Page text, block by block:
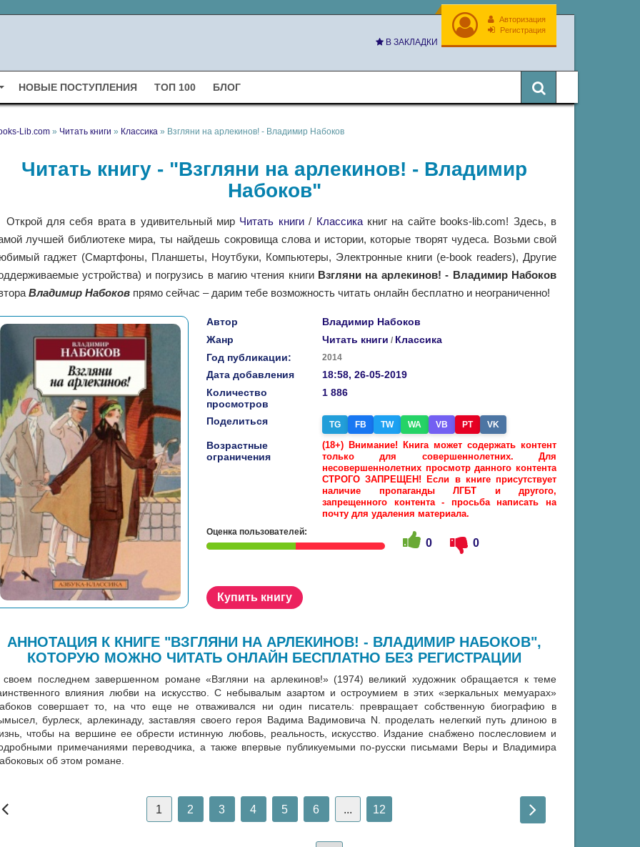
Авторизация
Регистрация
В ЗАКЛАДКИ
НОВЫЕ ПОСТУПЛЕНИЯ ТОП 100 БЛОГ
Lib.com » Читать книги » Классика » Взгляни на арлекинов! - Владимир Набоков
Читать книгу - "Взгляни на арлекинов! - Владимир
Набоков"
Открой для себя врата в удивительный мир Читать книги/ Классикакниг на сайте books-lib.com! Здесь, в
лучшей библиотеке мира, ты найдешь сокровища слова и истории, которые творят чудеса. Возьми свой
гаджет (Смартфоны, Планшеты, Ноутбуки, Компьютеры, Электронные книги (e-book readers), Другие
устройства) и погрузись в магию чтения книги Взгляни на арлекинов! - Владимир Набоков
Владимир Набоков прямо сейчас – дарим тебе возможность читать онлайн бесплатно и неограниченно!
Автор
Владимир Набоков
Жанр
Читать книги / Классика
Год публикации:
2014
Дата добавления
18:58, 26-05-2019
Количество
просмотров
1 886
Поделиться TG FB TW WA VB PT VK
Возрастные
ограничения
(18+) Внимание! Книга может содержать контент
только для совершеннолетних. Для
несовершеннолетних просмотр данного контента
СТРОГО ЗАПРЕЩЕН! Если в книге присутствует
наличие пропаганды ЛГБТ и другого,
запрещенного контента - просьба написать на
почту для удаления материала.
Оценка пользователей:
0 0
Купить книгу
АННОТАЦИЯ К КНИГЕ "ВЗГЛЯНИ НА АРЛЕКИНОВ! - ВЛАДИМИР НАБОКОВ",
КОТОРУЮ МОЖНО ЧИТАТЬ ОНЛАЙН БЕСПЛАТНО БЕЗ РЕГИСТРАЦИИ
своем последнем завершенном романе «Взгляни на арлекинов!» (1974) великий художник обращается к теме
влияния любви на искусство. С небывалым азартом и остроумием в этих «зеркальных мемуарах»
совершает то, на что еще не отваживался ни один писатель: превращает собственную биографию в
бурлеск, арлекинаду, заставляя своего героя Вадима Вадимовича N. проделать нелегкий путь длиною в
чтобы на вершине ее обрести истинную любовь, реальность, искусство. Издание снабжено послесловием и
примечаниями переводчика, а также впервые публикуемыми по-русски письмами Веры и Владимира
об этом романе.
1 2 3 4 5 6 ... 12